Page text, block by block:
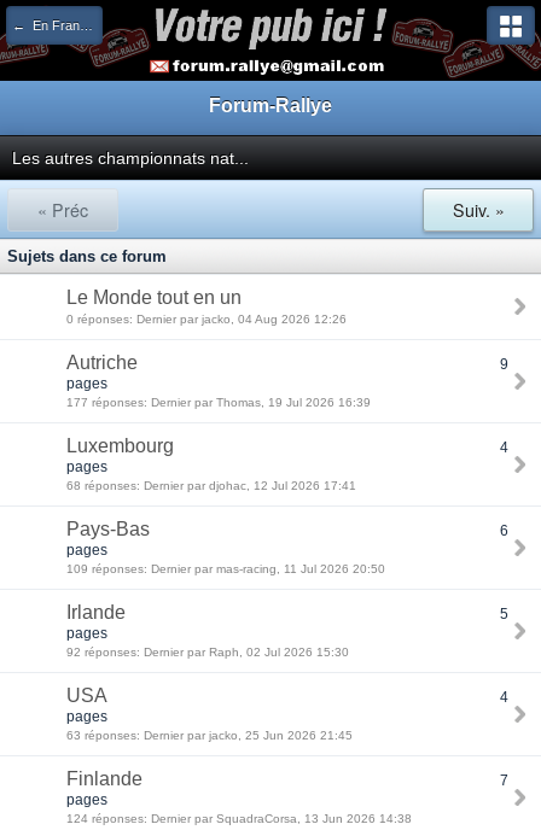
← En France et à l'étranger
Forum-Rallye
Les autres championnats nat...
« Préc Suiv. »
Sujets dans ce forum
Le Monde tout en un
0 réponses: Dernier par jacko, 04 Aug 2026 12:26
Autriche
9
pages
177 réponses: Dernier par Thomas, 19 Jul 2026 16:39
Luxembourg
4
pages
68 réponses: Dernier par djohac, 12 Jul 2026 17:41
Pays-Bas
6
pages
109 réponses: Dernier par mas-racing, 11 Jul 2026 20:50
Irlande
5
pages
92 réponses: Dernier par Raph, 02 Jul 2026 15:30
USA
4
pages
63 réponses: Dernier par jacko, 25 Jun 2026 21:45
Finlande
7
pages
124 réponses: Dernier par SquadraCorsa, 13 Jun 2026 14:38